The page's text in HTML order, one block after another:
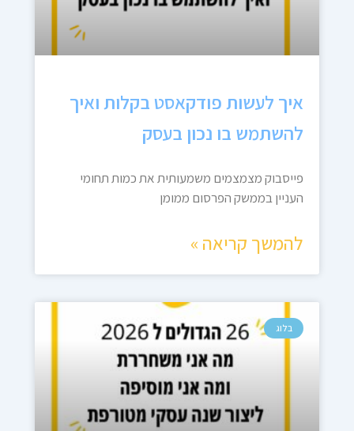
איך לעשות פודקאסט בקלות ואיך
להשתמש בו נכון בעסק
פייסבוק מצמצמים משמעותית את כמות תחומי
העניין בממשק הפרסום ממומן
להמשך קריאה »
בלוג